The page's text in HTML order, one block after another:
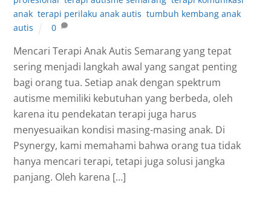
anak ,terapi perilaku anak autis ,tumbuh kembang anak
autis
0
Mencari Terapi Anak Autis Semarang yang tepat
sering menjadi langkah awal yang sangat penting
bagi orang tua. Setiap anak dengan spektrum
autisme memiliki kebutuhan yang berbeda, oleh
karena itu pendekatan terapi juga harus
menyesuaikan kondisi masing-masing anak. Di
Psynergy, kami memahami bahwa orang tua tidak
hanya mencari terapi, tetapi juga solusi jangka
panjang. Oleh karena […]